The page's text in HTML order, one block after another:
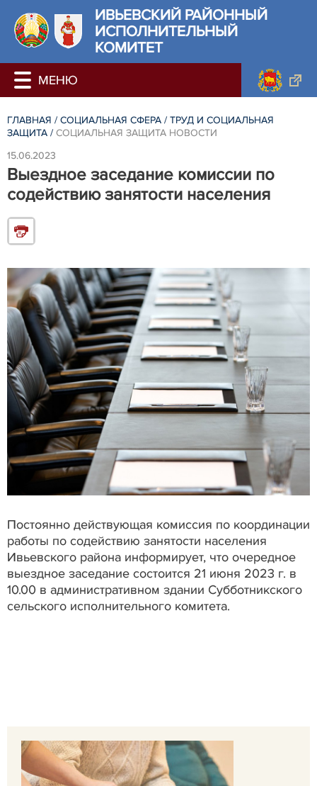
ИВЬЕВСКИЙ РАЙОННЫЙ
ИСПОЛНИТЕЛЬНЫЙ
КОМИТЕТ
ГЛАВНАЯ / СОЦИАЛЬНАЯ СФЕРА / ТРУД И СОЦИАЛЬНАЯ
ЗАЩИТА / СОЦИАЛЬНАЯ ЗАЩИТА НОВОСТИ
15.06.2023
Выездное заседание комиссии по
содействию занятости населения
Постоянно действующая комиссия по координации
работы по содействию занятости населения
Ивьевского района информирует, что очередное
выездное заседание состоится 21 июня 2023 г. в
10.00 в административном здании Субботникского
сельского исполнительного комитета.